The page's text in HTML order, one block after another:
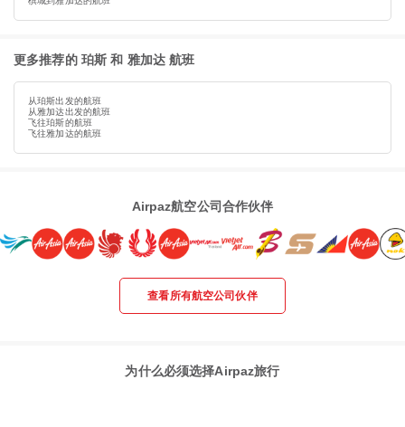
更多推荐的 珀斯 和 雅加达 航班
从珀斯出发的航班
从雅加达出发的航班
飞往珀斯的航班
飞往雅加达的航班
Airpaz航空公司合作伙伴
查看所有航空公司伙伴
为什么必须选择Airpaz旅行